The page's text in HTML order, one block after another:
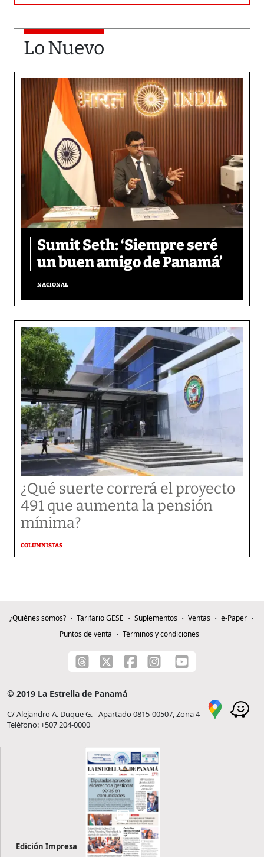
Lo Nuevo
Sumit Seth: ‘Siempre seré
un buen amigo de Panamá’
NACIONAL
¿Qué suerte correrá el proyecto
491 que aumenta la pensión
mínima?
COLUMNISTAS
¿Quiénes somos? Tarifario GESE Suplementos Ventas
e-Paper
Puntos de venta
Términos y condiciones
© 2019 La Estrella de Panamá
C/ Alejandro A. Duque G. - Apartado 0815-00507, Zona 4
Teléfono: +507 204-0000
Edición Impresa